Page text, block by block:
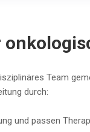
Team
durch:
und passen